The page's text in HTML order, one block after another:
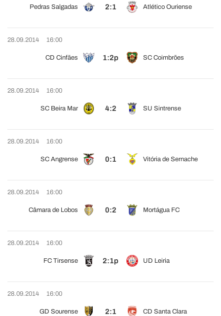
Pedras Salgadas 2:1 Atlético Ouriense
28.09.2014 16:00
CD Cinfães 1:2p SC Coimbrões
28.09.2014 16:00
SC Beira Mar 4:2 SU Sintrense
28.09.2014 16:00
SC Angrense 0:1 Vitória de Sernache
28.09.2014 16:00
Câmara de Lobos 0:2 Mortágua FC
28.09.2014 16:00
FC Tirsense 2:1p UD Leiria
28.09.2014 16:00
GD Sourense 2:1 CD Santa Clara